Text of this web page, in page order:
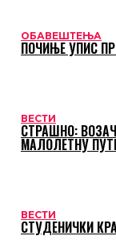
ОБАВЕШТЕЊА
ПОЧИЊЕ УПИС
ВЕСТИ
СТРАШНО:
МАЛОЛЕТНУ
ВЕСТИ
СТУДЕНИЧКИ